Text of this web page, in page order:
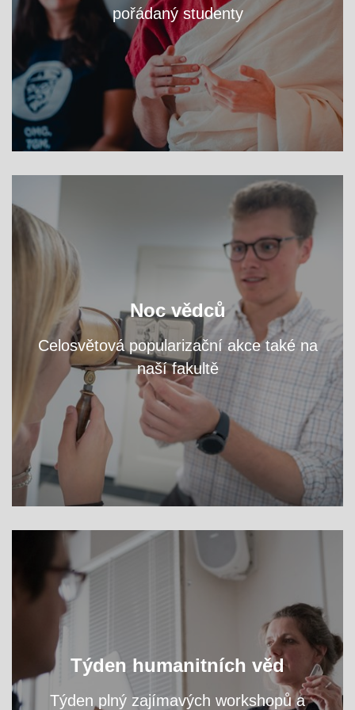
pořádaný studenty
VÍCE
Noc vědců
Celosvětová popularizační akce také na
naší fakultě
Navštivte fakultní areál a
zjistěte na workshopech
přednáškách, čím se tu zabýváme.
VÍCE
Týden humanitních věd
Týden plný zajímavých workshopů a
Oslavte s námi světový den filozofie a navštivte
přednášky a workshopy našich odborníků.